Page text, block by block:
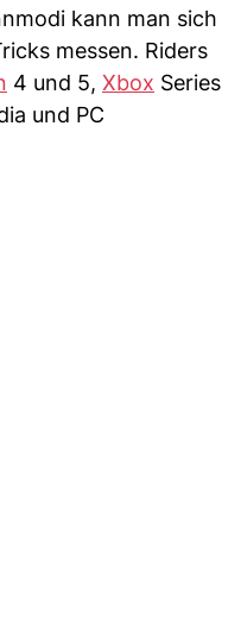
kann man sich
messen. Riders
4 und 5, Xbox Series
und PC